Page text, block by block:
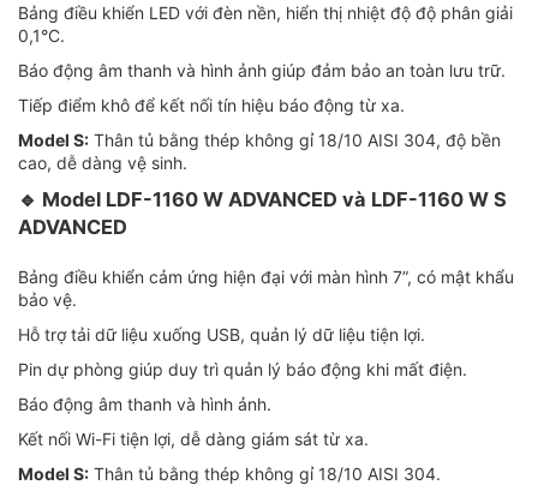
Bảng điều khiển LED với đèn nền, hiển thị nhiệt độ độ phân giải
0,1°C.
Báo động âm thanh và hình ảnh giúp đảm bảo an toàn lưu trữ.
Tiếp điểm khô để kết nối tín hiệu báo động từ xa.
Model S: Thân tủ bằng thép không gỉ 18/10 AISI 304, độ bền
cao, dễ dàng vệ sinh.
🔹 Model LDF-1160 W ADVANCED và LDF-1160 W S
ADVANCED
Bảng điều khiển cảm ứng hiện đại với màn hình 7”, có mật khẩu
bảo vệ.
Hỗ trợ tải dữ liệu xuống USB, quản lý dữ liệu tiện lợi.
Pin dự phòng giúp duy trì quản lý báo động khi mất điện.
Báo động âm thanh và hình ảnh.
Kết nối Wi-Fi tiện lợi, dễ dàng giám sát từ xa.
Model S: Thân tủ bằng thép không gỉ 18/10 AISI 304.